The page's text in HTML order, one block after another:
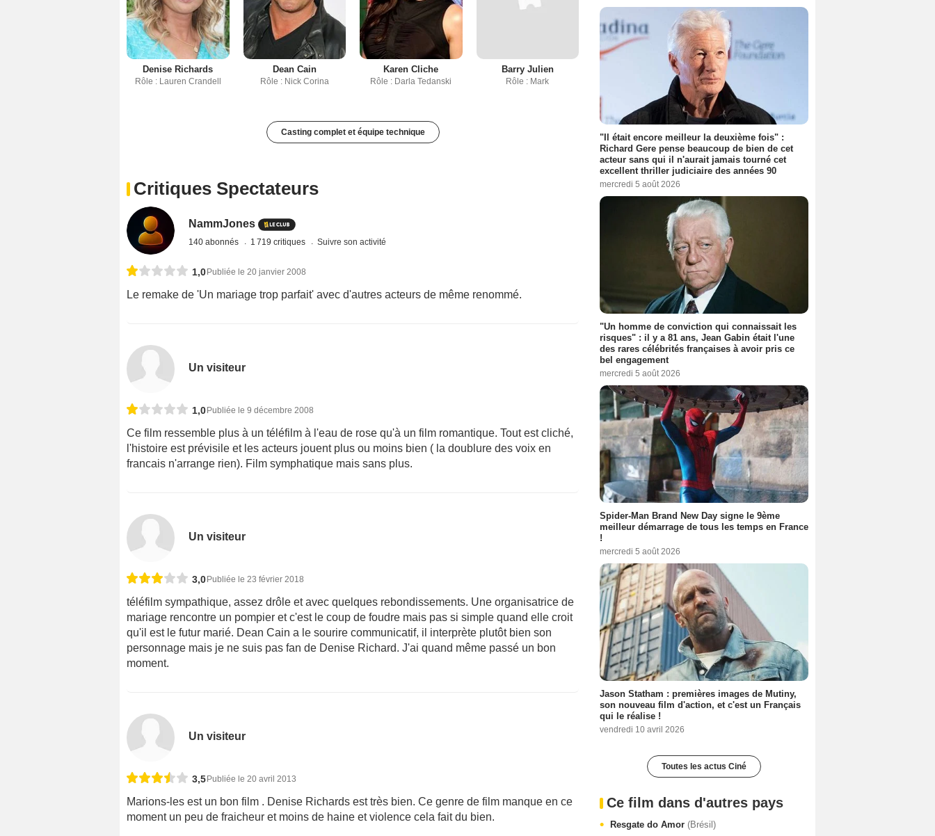
Denise Richards
Rôle : Lauren Crandell
Dean Cain
Rôle : Nick Corina
Karen Cliche
Rôle : Darla Tedanski
Barry Julien
Rôle : Mark
Casting complet et équipe technique
Critiques Spectateurs
NammJones
140 abonnés 1 719 critiques Suivre son activité
1,0 Publiée le 20 janvier 2008
Le remake de 'Un mariage trop parfait' avec d'autres acteurs de même renommé.
Un visiteur
1,0 Publiée le 9 décembre 2008
Ce film ressemble plus à un téléfilm à l'eau de rose qu'à un film romantique. Tout est cliché,
l'histoire est prévisile et les acteurs jouent plus ou moins bien ( la doublure des voix en
francais n'arrange rien). Film symphatique mais sans plus.
Un visiteur
3,0 Publiée le 23 février 2018
téléfilm sympathique, assez drôle et avec quelques rebondissements. Une organisatrice de
mariage rencontre un pompier et c'est le coup de foudre mais pas si simple quand elle croit
qu'il est le futur marié. Dean Cain a le sourire communicatif, il interprète plutôt bien son
personnage mais je ne suis pas fan de Denise Richard. J'ai quand même passé un bon
moment.
Un visiteur
3,5 Publiée le 20 avril 2013
Marions-les est un bon film . Denise Richards est très bien. Ce genre de film manque en ce
moment un peu de fraicheur et moins de haine et violence cela fait du bien.
"Il était encore meilleur la deuxième fois" :
Richard Gere pense beaucoup de bien de cet
acteur sans qui il n'aurait jamais tourné cet
excellent thriller judiciaire des années 90
mercredi 5 août 2026
"Un homme de conviction qui connaissait les
risques" : il y a 81 ans, Jean Gabin était l'une
des rares célébrités françaises à avoir pris ce
bel engagement
mercredi 5 août 2026
Spider-Man Brand New Day signe le 9ème
meilleur démarrage de tous les temps en France
!
mercredi 5 août 2026
Jason Statham : premières images de Mutiny,
son nouveau film d'action, et c'est un Français
qui le réalise !
vendredi 10 avril 2026
Toutes les actus Ciné
Ce film dans d'autres pays
Resgate do Amor (Brésil)